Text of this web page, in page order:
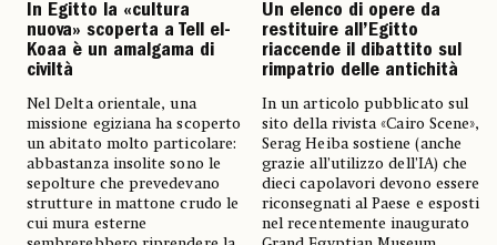
In Egitto la «cultura
nuova» scoperta a Tell el-
Koaa è un amalgama di
civiltà
Nel Delta orientale, una
missione egiziana ha scoperto
un abitato molto particolare:
abbastanza insolite sono le
sepolture che prevedevano
strutture in mattone crudo le
cui mura esterne
Un elenco di opere da
restituire all’Egitto
riaccende il dibattito sul
rimpatrio delle antichità
In un articolo pubblicato sul
sito della rivista «Cairo Scene»,
Serag Heiba sostiene (anche
grazie all’utilizzo dell’IA) che
dieci capolavori devono essere
riconsegnati al Paese e esposti
nel recentemente inaugurato